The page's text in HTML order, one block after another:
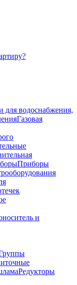
для водоснабжения,
Газовая
Приборы
и
Редукторы